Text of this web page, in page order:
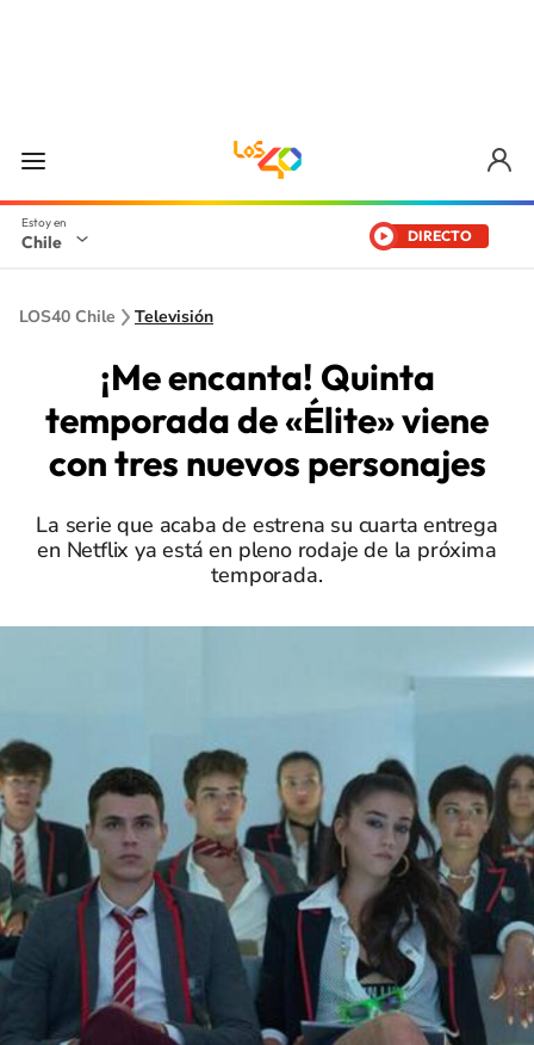
Chile DIRECTO
LOS40 Chile Televisión
¡Me encanta! Quinta
temporada de «Élite» viene
con tres nuevos personajes
La serie que acaba de estrena su cuarta entrega
en Netflix ya está en pleno rodaje de la próxima
temporada.